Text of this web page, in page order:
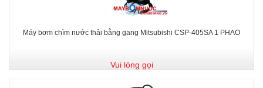
Máy bơm chìm nước thải bằng gang Mitsubishi CSP-405SA 1 PHAO
Vui lòng gọi